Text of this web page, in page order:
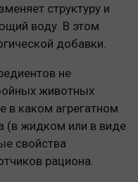
структуру и
воду. В этом
добавки.
не
животных
в каком агрегатном
(в жидком или в виде
свойства
рациона.